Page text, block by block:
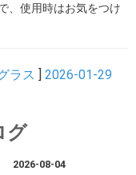
、使用時はお気をつけ
ラス ] 2026-01-29
グ
2026-08-04